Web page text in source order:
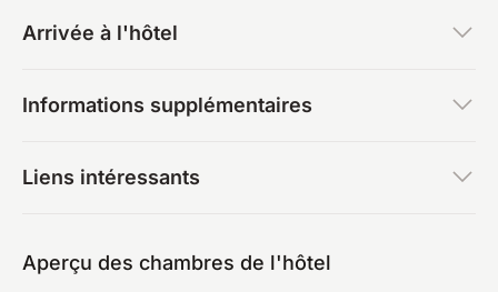
Arrivée à l'hôtel
Informations supplémentaires
Liens intéressants
Aperçu des chambres de l'hôtel